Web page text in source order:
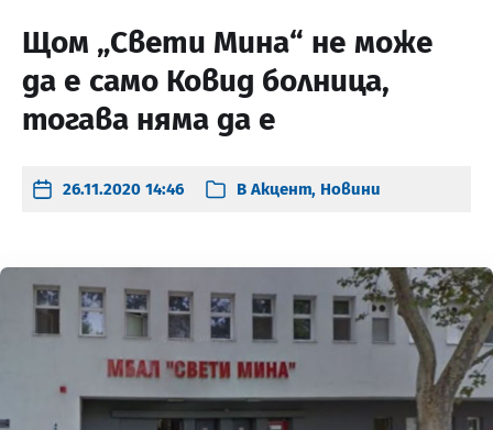
Щом „Свети Мина“ не може
да е само Ковид болница,
тогава няма да е
26.11.2020 14:46 В Акцент, Новини